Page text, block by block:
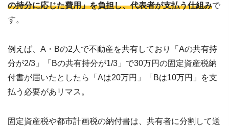
の持分に応じた費用」を負担し、代表者が支払う仕組みで
す。
例えば、A・Bの2人で不動産を共有しており「Aの共有持
分が2/3」「Bの共有持分が1/3」で30万円の固定資産税納
付書が届いたとしたら「Aは20万円」「Bは10万円」を支
払う必要があリマス。
固定資産税や都市計画税の納付書は、共有者に分割して送